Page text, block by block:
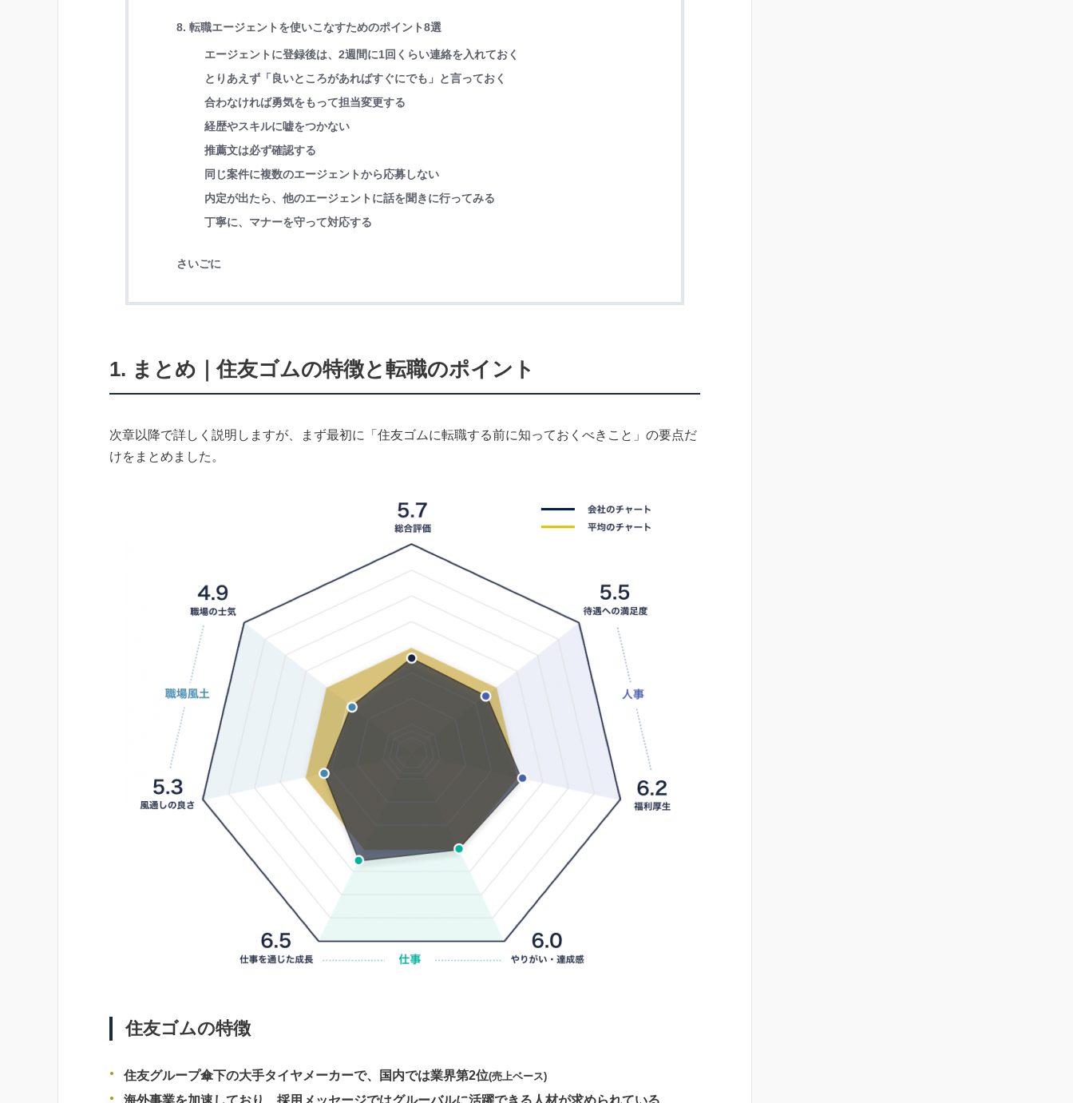
8. 転職エージェントを使いこなすためのポイント8選
エージェントに登録後は、2週間に1回くらい連絡を入れておく
とりあえず「良いところがあればすぐにでも」と言っておく
合わなければ勇気をもって担当変更する
経歴やスキルに嘘をつかない
推薦文は必ず確認する
同じ案件に複数のエージェントから応募しない
内定が出たら、他のエージェントに話を聞きに行ってみる
丁寧に、マナーを守って対応する
さいごに
1. まとめ｜住友ゴムの特徴と転職のポイント
次章以降で詳しく説明しますが、まず最初に「住友ゴムに転職する前に知っておくべきこと」の要点だ
けをまとめました。
住友ゴムの特徴
住友グループ傘下の大手タイヤメーカーで、国内では業界第2位(売上ベース)
海外事業を加速しており、採用メッセージではグルーバルに活躍できる人材が求められている